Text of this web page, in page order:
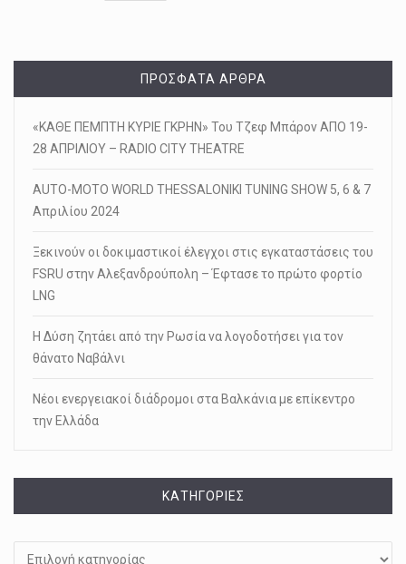
ΠΡΌΣΦΑΤΑ ΆΡΘΡΑ
«ΚΑΘΕ ΠΕΜΠΤΗ ΚΥΡΙΕ ΓΚΡΗΝ» Του Τζεφ Μπάρον ΑΠΟ 19-
28 ΑΠΡΙΛΙΟΥ – RADIO CITY THEATRE
AUTO-MOTO WORLD THESSALONIKI TUNING SHOW 5, 6 & 7
Απριλίου 2024
Ξεκινούν οι δοκιμαστικοί έλεγχοι στις εγκαταστάσεις του
FSRU στην Αλεξανδρούπολη – Έφτασε το πρώτο φορτίο
LNG
Η Δύση ζητάει από την Ρωσία να λογοδοτήσει για τον
θάνατο Ναβάλνι
Νέοι ενεργειακοί διάδρομοι στα Βαλκάνια με επίκεντρο
την Ελλάδα
KΑΤΗΓΟΡΊΕΣ